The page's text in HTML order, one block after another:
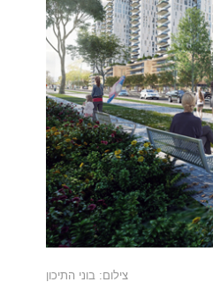
צילום: בוני התיכון